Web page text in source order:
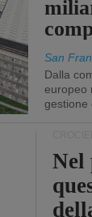
San
Dalla
europeo
gestione
Nel